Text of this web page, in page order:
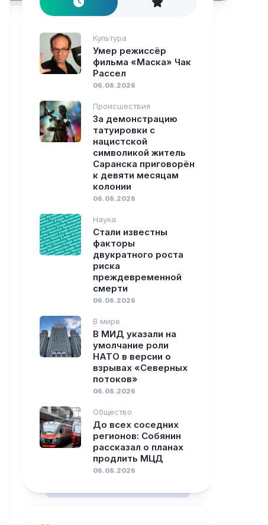
Культура
Умер режиссёр
фильма «Маска» Чак
Рассел
06.08.2026
Происшествия
За демонстрацию
татуировки с
нацистской
символикой житель
Саранска приговорён
к девяти месяцам
колонии
06.08.2026
Наука
Стали известны
факторы
двукратного роста
риска
преждевременной
смерти
06.08.2026
В мире
В МИД указали на
умолчание роли
НАТО в версии о
взрывах «Северных
потоков»
06.08.2026
Общество
До всех соседних
регионов: Собянин
рассказал о планах
продлить МЦД
06.08.2026